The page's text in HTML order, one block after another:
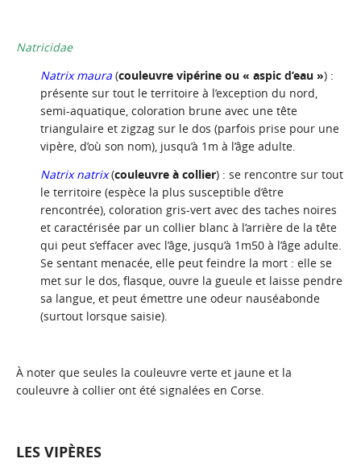
Natricidae
Natrix maura (couleuvre vipérine ou « aspic d’eau ») :
présente sur tout le territoire à l’exception du nord,
semi-aquatique, coloration brune avec une tête
triangulaire et zigzag sur le dos (parfois prise pour une
vipère, d’où son nom), jusqu’à 1m à l’âge adulte.
Natrix natrix(couleuvre à collier) : se rencontre sur tout
le territoire (espèce la plus susceptible d’être
rencontrée), coloration gris-vert avec des taches noires
et caractérisée par un collier blanc à l’arrière de la tête
qui peut s’effacer avec l’âge, jusqu’à 1m50 à l’âge adulte.
Se sentant menacée, elle peut feindre la mort : elle se
met sur le dos, flasque, ouvre la gueule et laisse pendre
sa langue, et peut émettre une odeur nauséabonde
(surtout lorsque saisie).
À noter que seules la couleuvre verte et jaune et la
couleuvre à collier ont été signalées en Corse.
LES VIPÈRES